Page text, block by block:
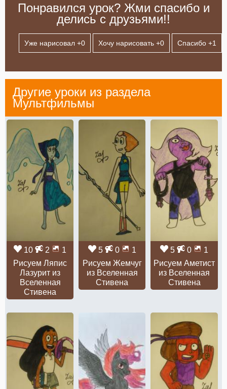
Понравился урок? Жми спасибо и
делись с друзьями!!
Уже нарисовал +0 Хочу нарисовать +0 Спасибо +1
Другие уроки из раздела
Мультфильмы
10 2
1
Рисуем Ляпис
Лазурит из
Вселенная
Стивена
5 0
1
Рисуем Жемчуг
из Вселенная
Стивена
5 0
1
Рисуем Аметист
из Вселенная
Стивена